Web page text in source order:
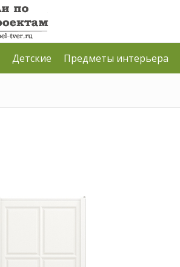
Детские Предметы интерьера